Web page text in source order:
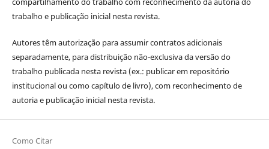
trabalho e publicação inicial nesta revista.
Autores têm autorização para assumir contratos adicionais
separadamente, para distribuição não-exclusiva da versão do
trabalho publicada nesta revista (ex.: publicar em repositório
institucional ou como capítulo de livro), com reconhecimento de
autoria e publicação inicial nesta revista.
Como Citar